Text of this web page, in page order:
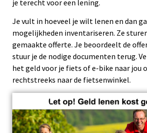
je terecht voor een lening.
Je vult in hoeveel je wilt lenen en dan
mogelijkheden inventariseren. Ze
gemaakte offerte. Je beoordeelt de
stuur je de nodige documenten terug.
het geld voor je fiets of e-bike naar jou
rechtstreeks naar de fietsenwinkel.